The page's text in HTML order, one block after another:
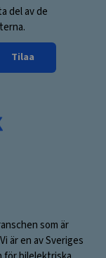
del av de
Tilaa
som är
är en av Sveriges